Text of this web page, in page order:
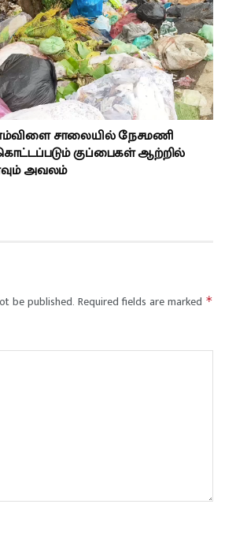
சாலையில் நேசமணி
குப்பைகள் ஆற்றில்
அவலம்
be published. Required fields are marked *